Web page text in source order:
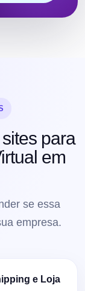
para
em
se essa
empresa.
e Loja